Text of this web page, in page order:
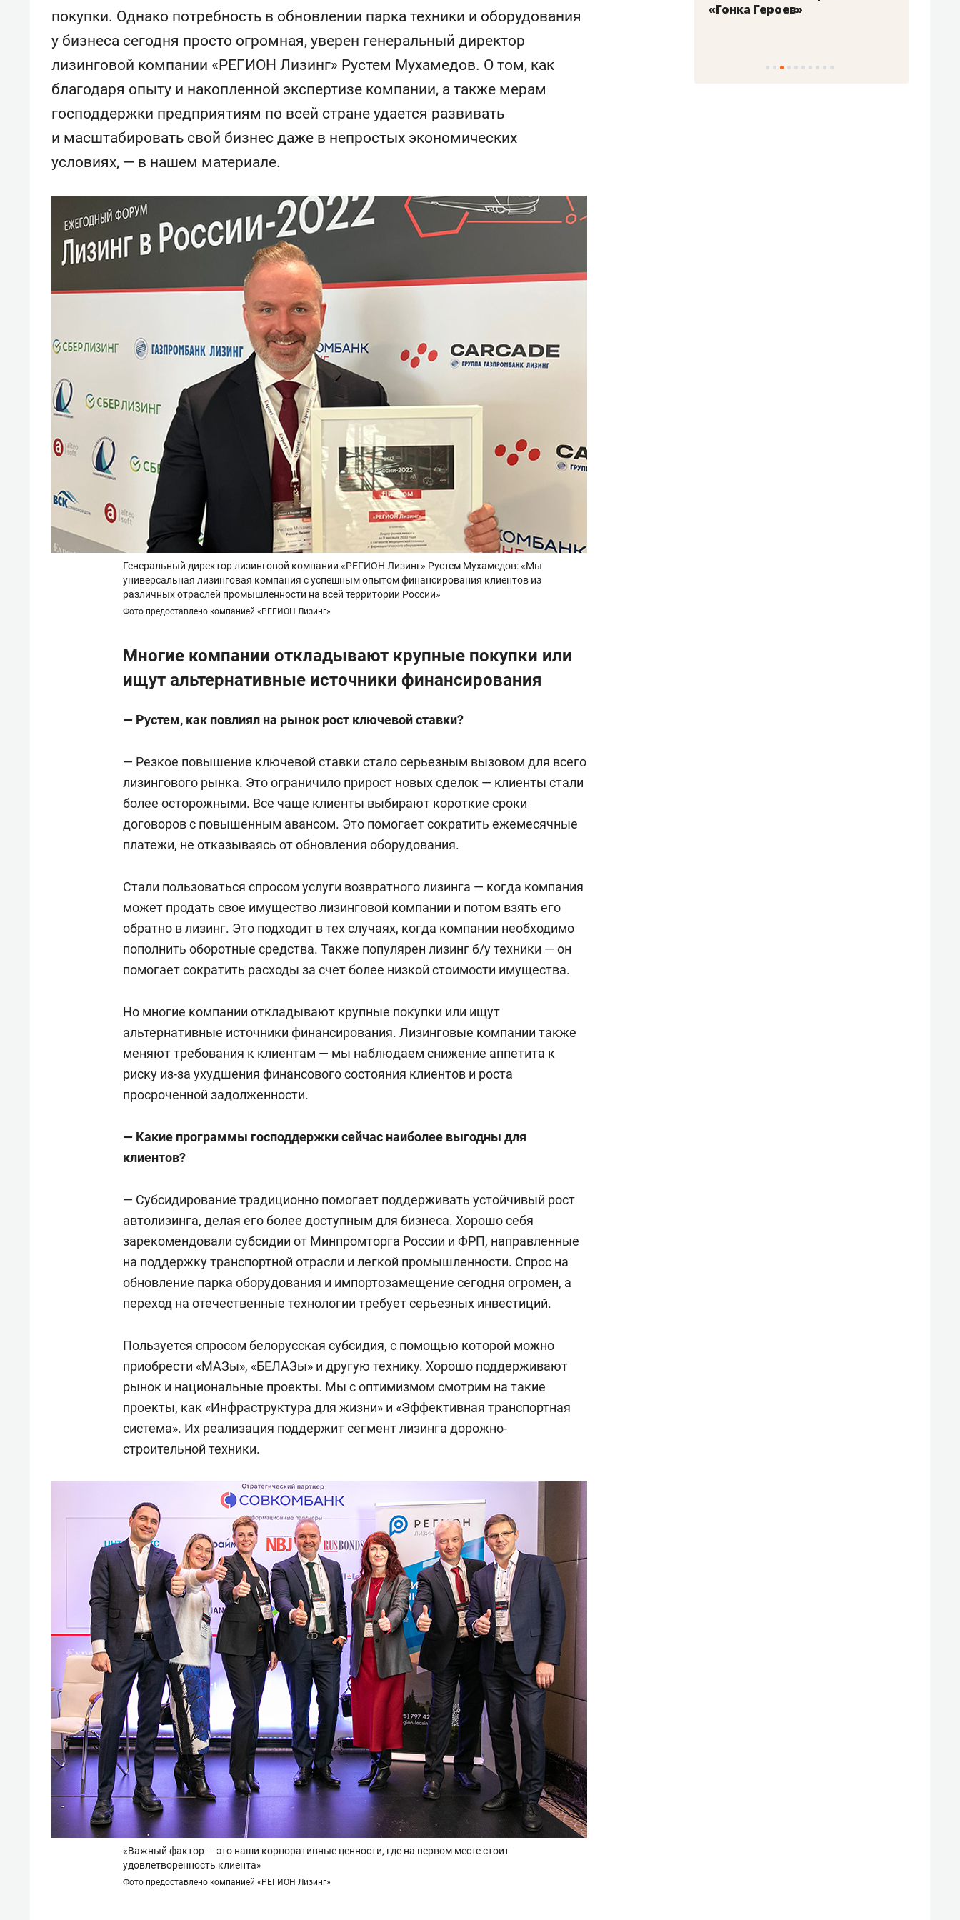
покупки. Однако потребность в обновлении парка техники и оборудования
у бизнеса сегодня просто огромная, уверен генеральный директор
лизинговой компании «РЕГИОН Лизинг» Рустем Мухамедов. О том, как
благодаря опыту и накопленной экспертизе компании, а также мерам
господдержки предприятиям по всей стране удается развивать
и масштабировать свой бизнес даже в непростых экономических
условиях, — в нашем материале.
Генеральный директор лизинговой компании «РЕГИОН Лизинг» Рустем Мухамедов: «Мы
универсальная лизинговая компания с успешным опытом финансирования клиентов из
различных отраслей промышленности на всей территории России»
Фото предоставлено компанией «РЕГИОН Лизинг»
Многие компании откладывают крупные покупки или
ищут альтернативные источники финансирования
— Рустем, как повлиял на рынок рост ключевой ставки?
— Резкое повышение ключевой ставки стало серьезным вызовом для всего
лизингового рынка. Это ограничило прирост новых сделок — клиенты стали
более осторожными. Все чаще клиенты выбирают короткие сроки
договоров с повышенным авансом. Это помогает сократить ежемесячные
платежи, не отказываясь от обновления оборудования.
Стали пользоваться спросом услуги возвратного лизинга — когда компания
может продать свое имущество лизинговой компании и потом взять его
обратно в лизинг. Это подходит в тех случаях, когда компании необходимо
пополнить оборотные средства. Также популярен лизинг б/у техники — он
помогает сократить расходы за счет более низкой стоимости имущества.
Но многие компании откладывают крупные покупки или ищут
альтернативные источники финансирования. Лизинговые компании также
меняют требования к клиентам — мы наблюдаем снижение аппетита к
риску из-за ухудшения финансового состояния клиентов и роста
просроченной задолженности.
— Какие программы господдержки сейчас наиболее выгодны для
клиентов?
— Субсидирование традиционно помогает поддерживать устойчивый рост
автолизинга, делая его более доступным для бизнеса. Хорошо себя
зарекомендовали субсидии от Минпромторга России и ФРП, направленные
на поддержку транспортной отрасли и легкой промышленности. Спрос на
обновление парка оборудования и импортозамещение сегодня огромен, а
переход на отечественные технологии требует серьезных инвестиций.
Пользуется спросом белорусская субсидия, с помощью которой можно
приобрести «МАЗы», «БЕЛАЗы» и другую технику. Хорошо поддерживают
рынок и национальные проекты. Мы с оптимизмом смотрим на такие
проекты, как «Инфраструктура для жизни» и «Эффективная транспортная
система». Их реализация поддержит сегмент лизинга дорожно-
строительной техники.
«Важный фактор — это наши корпоративные ценности, где на первом месте стоит
удовлетворенность клиента»
Фото предоставлено компанией «РЕГИОН Лизинг»
состоянием как основа
антихрупких команд
«Гонка Героев»